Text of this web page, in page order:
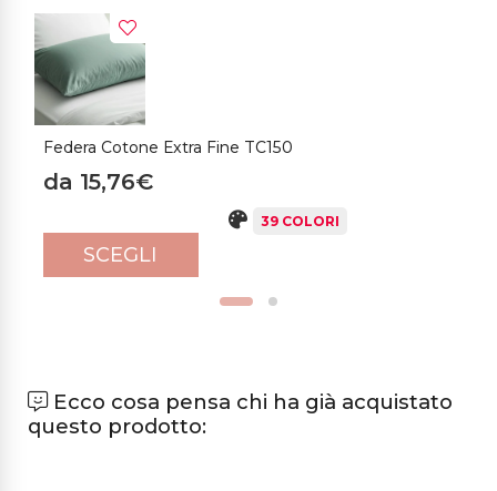
Federa Cotone Extra Fine TC150
da 15,76€
39 COLORI
SCEGLI
Ecco cosa pensa chi ha già acquistato
questo prodotto: